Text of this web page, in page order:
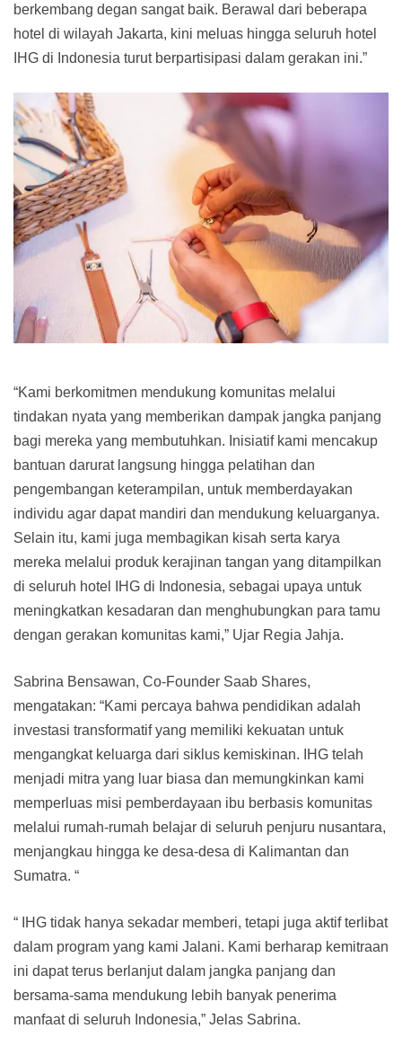
berkembang degan sangat baik. Berawal dari beberapa
hotel di wilayah Jakarta, kini meluas hingga seluruh hotel
IHG di Indonesia turut berpartisipasi dalam gerakan ini.”
“Kami berkomitmen mendukung komunitas melalui
tindakan nyata yang memberikan dampak jangka panjang
bagi mereka yang membutuhkan. Inisiatif kami mencakup
bantuan darurat langsung hingga pelatihan dan
pengembangan keterampilan, untuk memberdayakan
individu agar dapat mandiri dan mendukung keluarganya.
Selain itu, kami juga membagikan kisah serta karya
mereka melalui produk kerajinan tangan yang ditampilkan
di seluruh hotel IHG di Indonesia, sebagai upaya untuk
meningkatkan kesadaran dan menghubungkan para tamu
dengan gerakan komunitas kami,” Ujar Regia Jahja.
Sabrina Bensawan, Co-Founder Saab Shares,
mengatakan: “Kami percaya bahwa pendidikan adalah
investasi transformatif yang memiliki kekuatan untuk
mengangkat keluarga dari siklus kemiskinan. IHG telah
menjadi mitra yang luar biasa dan memungkinkan kami
memperluas misi pemberdayaan ibu berbasis komunitas
melalui rumah-rumah belajar di seluruh penjuru nusantara,
menjangkau hingga ke desa-desa di Kalimantan dan
Sumatra. “
“ IHG tidak hanya sekadar memberi, tetapi juga aktif terlibat
dalam program yang kami Jalani. Kami berharap kemitraan
ini dapat terus berlanjut dalam jangka panjang dan
bersama-sama mendukung lebih banyak penerima
manfaat di seluruh Indonesia,” Jelas Sabrina.